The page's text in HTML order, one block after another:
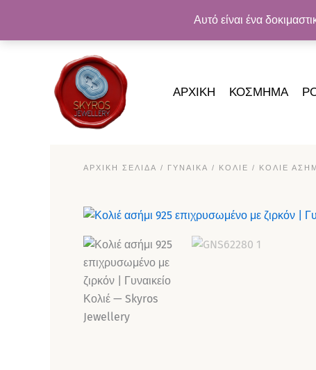
Αυτό είναι ένα
περιεχόμενο
ΔΩΡΕΆΝ
ΑΡΧΙΚΗ ΚΟΣΜΗΜΑ
ΑΡΧΙΚΉ ΣΕΛΊΔΑ / ΓΥΝΑΙΚΑ / ΚΟΛΙΈ / ΚΟΛΙΈ